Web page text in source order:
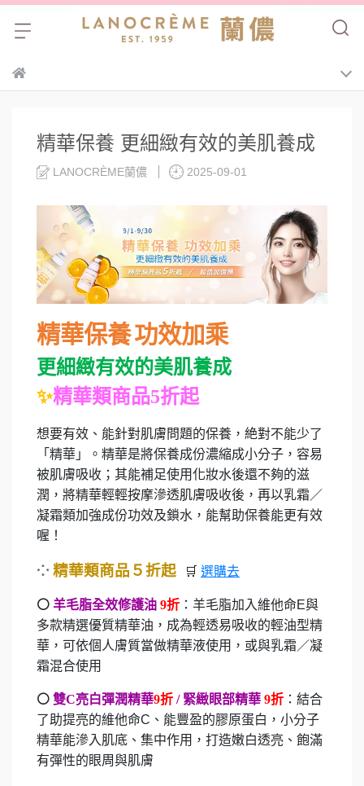
精華保養 更細緻有效的美肌養成
LANOCRÈME蘭儂 2025-09-01
精華保養功效加乘
更細緻有效的美肌養成
✨精華類商品5折起
想要有效、能針對肌膚問題的保養，絶對不能少了
「精華」。精華是將保養成份濃縮成小分子，容易
被肌膚吸收；其能補足使用化妝水後還不夠的滋
潤，將精華輕輕按摩滲透肌膚吸收後，再以乳霜／
凝霜類加強成份功效及鎖水，能幫助保養能更有效
喔！
⁘ 精華類商品５折起 🛒 選購去
⚪ 羊毛脂全效修護油 9折 ：羊毛脂加入維他命E與
多款精選優質精華油，成為輕透易吸收的輕油型精
華，可依個人膚質當做精華液使用，或與乳霜／凝
霜混合使用
⚪ 雙C亮白彈潤精華9折 / 緊緻眼部精華 9折 ：結合
了助提亮的維他命C 、能豐盈的膠原蛋白，小分子
精華能滲入肌底、集中作用，打造嫩白透亮、飽滿
有彈性的眼周與肌膚